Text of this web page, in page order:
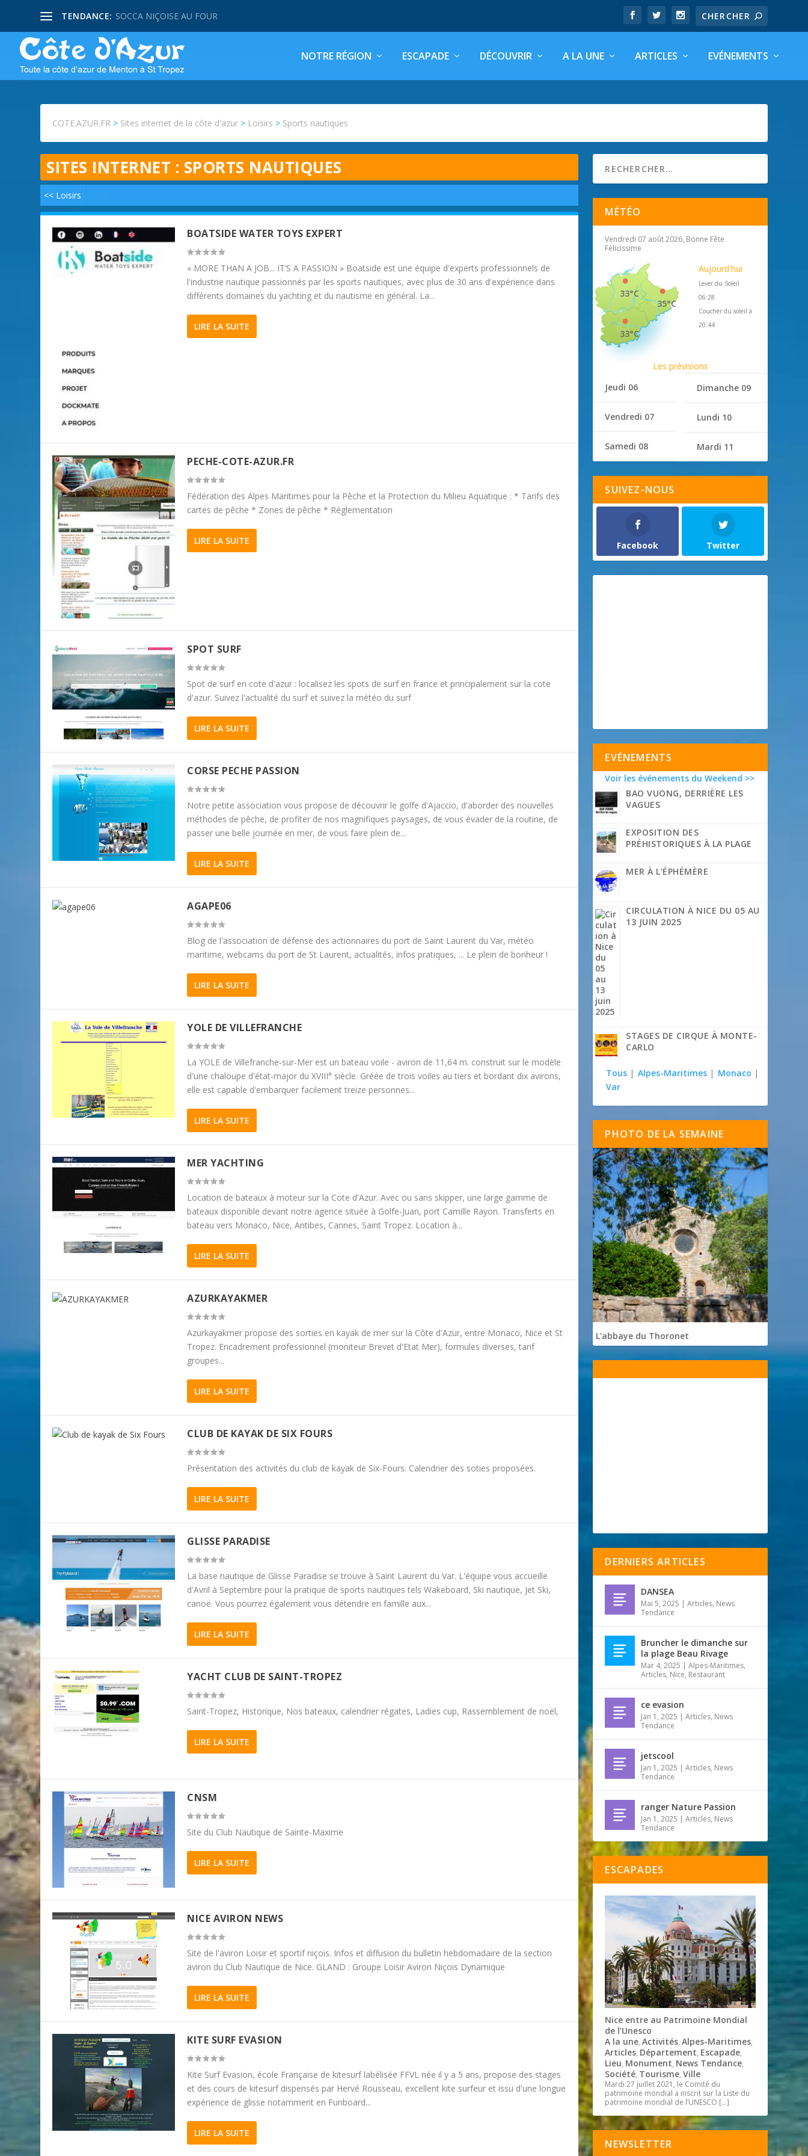
TENDANCE: SOCCA NIÇOISE AU FOUR
NOTRE RÉGION ESCAPADE DÉCOUVRIR A LA UNE ARTICLES EVÉNEMENTS
COTE.AZUR.FR > Sites internet de la côte d'azur > Loisirs > Sports nautiques
SITES INTERNET : SPORTS NAUTIQUES
<< Loisirs
BOATSIDE WATER TOYS EXPERT
« MORE THAN A JOB... IT’S A PASSION » Boatside est une équipe d'experts professionnels de
l'industrie nautique passionnés par les sports nautiques, avec plus de 30 ans d'expérience dans
différents domaines du yachting et du nautisme en général. La...
LIRE LA SUITE
PECHE-COTE-AZUR.FR
Fédération des Alpes Maritimes pour la Pêche et la Protection du Milieu Aquatique : * Tarifs des
cartes de pêche * Zones de pêche * Réglementation
LIRE LA SUITE
SPOT SURF
Spot de surf en cote d'azur : localisez les spots de surf en france et principalement sur la cote
d'azur. Suivez l'actualité du surf et suivez la météo du surf
LIRE LA SUITE
CORSE PECHE PASSION
Notre petite association vous propose de découvrir le golfe d'Ajaccio, d'aborder des nouvelles
méthodes de pêche, de profiter de nos magnifiques paysages, de vous évader de la routine, de
passer une belle journée en mer, de vous faire plein de...
LIRE LA SUITE
AGAPE06
Blog de l'association de défense des actionnaires du port de Saint Laurent du Var, météo
maritime, webcams du port de St Laurent, actualités, infos pratiques, ... Le plein de bonheur !
LIRE LA SUITE
YOLE DE VILLEFRANCHE
La YOLE de Villefranche-sur-Mer est un bateau voile - aviron de 11,64 m. construit sur le modèle
d'une chaloupe d'état-major du XVIII° siècle. Gréée de trois voiles au tiers et bordant dix avirons,
elle est capable d'embarquer facilement treize personnes...
LIRE LA SUITE
MER YACHTING
Location de bateaux à moteur sur la Cote d'Azur. Avec ou sans skipper, une large gamme de
bateaux disponible devant notre agence située à Golfe-Juan, port Camille Rayon. Transferts en
bateau vers Monaco, Nice, Antibes, Cannes, Saint Tropez. Location à...
LIRE LA SUITE
AZURKAYAKMER
Azurkayakmer propose des sorties en kayak de mer sur la Côte d'Azur, entre Monaco, Nice et St
Tropez. Encadrement professionnel (moniteur Brevet d'Etat Mer), formules diverses, tarif
groupes...
LIRE LA SUITE
CLUB DE KAYAK DE SIX FOURS
Présentation des activités du club de kayak de Six-Fours. Calendrier des soties proposées.
LIRE LA SUITE
GLISSE PARADISE
La base nautique de Glisse Paradise se trouve à Saint Laurent du Var. L'équipe vous accueille
d'Avril à Septembre pour la pratique de sports nautiques tels Wakeboard, Ski nautique, Jet Ski,
canoë. Vous pourrez également vous détendre en famille aux...
LIRE LA SUITE
YACHT CLUB DE SAINT-TROPEZ
Saint-Tropez, Historique, Nos bateaux, calendrier régates, Ladies cup, Rassemblement de noël,
LIRE LA SUITE
CNSM
Site du Club Nautique de Sainte-Maxime
LIRE LA SUITE
NICE AVIRON NEWS
Site de l'aviron Loisir et sportif niçois. Infos et diffusion du bulletin hebdomadaire de la section
aviron du Club Nautique de Nice. GLAND : Groupe Loisir Aviron Niçois Dynamique
LIRE LA SUITE
KITE SURF EVASION
Kite Surf Evasion, école Française de kitesurf labélisée FFVL née il y a 5 ans, propose des stages
et des cours de kitesurf dispensés par Hervé Rousseau, excellent kite surfeur et issu d'une longue
expérience de glisse notamment en Funboard...
LIRE LA SUITE
MÉTÉO
Vendredi 07 août 2026, Bonne Fête
Félicissime
35°C
33°C
33°C
Aujourd'hui
Lever du Soleil
06:28
Coucher du soleil à
20:44
Les prévisions
Jeudi 06
Vendredi 07
Samedi 08
Dimanche 09
Lundi 10
Mardi 11
SUIVEZ-NOUS
Facebook Twitter
EVÉNEMENTS
Voir les événements du Weekend >>
BAO VUONG, DERRIÈRE LES
VAGUES
EXPOSITION DES
PRÉHISTORIQUES À LA PLAGE
MER À L’ÉPHÉMÈRE
CIRCULATION À NICE DU 05 AU
13 JUIN 2025
STAGES DE CIRQUE À MONTE-
CARLO
Tous | Alpes-Maritimes | Monaco |
Var
PHOTO DE LA SEMAINE
L'abbaye du Thoronet
DERNIERS ARTICLES
DANSEA
Mai 5, 2025 |Articles, News
Tendance
Bruncher le dimanche sur
la plage Beau Rivage
Mar 4, 2025 |Alpes-Maritimes,
Articles, Nice, Restaurant
ce evasion
Jan 1, 2025 |Articles, News
Tendance
jetscool
Jan 1, 2025 |Articles, News
Tendance
ranger Nature Passion
Jan 1, 2025 |Articles, News
Tendance
ESCAPADES
Nice entre au Patrimoine Mondial
de l’Unesco
A la une,Activités,Alpes-Maritimes,
Articles, Département, Escapade,
Lieu, Monument, News Tendance,
Société, Tourisme,Ville
Mardi 27 juillet 2021, le Comité du
patrimoine mondial a inscrit sur la Liste du
patrimoine mondial de l’UNESCO […]
NEWSLETTER